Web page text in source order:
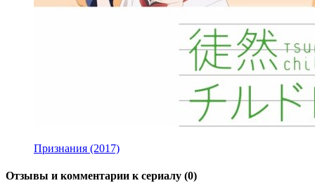
Признания (2017)
Отзывы и комментарии к сериалу (0)